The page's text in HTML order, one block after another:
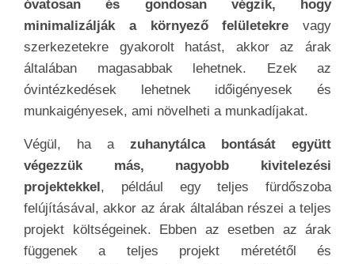
óvatosan és gondosan végzik, hogy
minimalizálják a környező felületekre vagy
szerkezetekre gyakorolt hatást, akkor az árak
általában magasabbak lehetnek. Ezek az
óvintézkedések lehetnek időigényesek és
munkaigényesek, ami növelheti a munkadíjakat.
Végül, ha a zuhanytálca bontását együtt
végezzük más, nagyobb kivitelezési
projektekkel, például egy teljes fürdőszoba
felújításával, akkor az árak általában részei a teljes
projekt költségeinek. Ebben az esetben az árak
függenek a teljes projekt méretétől és